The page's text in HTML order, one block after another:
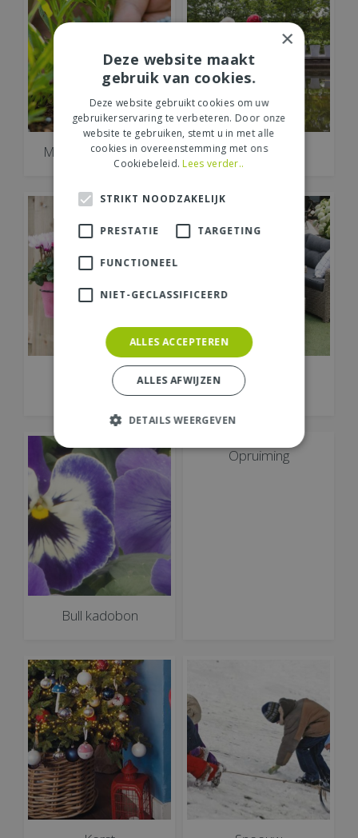
Mest en Bestrijding Vijver
Tuinhout
Tuinsets en
loungesets
Bull kadobon
Opruiming
×
Deze website maakt
gebruik van cookies.
Deze website gebruikt cookies om uw
gebruikerservaring te verbeteren. Door onze
website te gebruiken, stemt u in met alle
cookies in overeenstemming met ons
Cookiebeleid. Lees verder..
STRIKT NOODZAKELIJK
PRESTATIE TARGETING
FUNCTIONEEL
NIET-GECLASSIFICEERD
ALLES ACCEPTEREN
ALLES AFWIJZEN
DETAILS WEERGEVEN